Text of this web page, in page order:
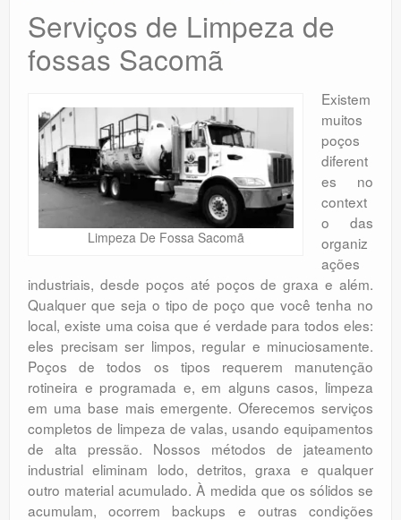
Serviços de Limpeza de
fossas Sacomã
Limpeza De Fossa Sacomã
Existem
muitos
poços
diferent
es no
context
o das
organiz
ações
industriais, desde poços até poços de graxa e além.
Qualquer que seja o tipo de poço que você tenha no
local, existe uma coisa que é verdade para todos eles:
eles precisam ser limpos, regular e minuciosamente.
Poços de todos os tipos requerem manutenção
rotineira e programada e, em alguns casos, limpeza
em uma base mais emergente. Oferecemos serviços
completos de limpeza de valas, usando equipamentos
de alta pressão. Nossos métodos de jateamento
industrial eliminam lodo, detritos, graxa e qualquer
outro material acumulado. À medida que os sólidos se
acumulam, ocorrem backups e outras condições